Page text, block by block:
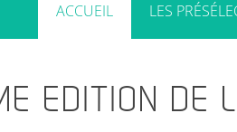
ACCUEIL LES
EDITION DE